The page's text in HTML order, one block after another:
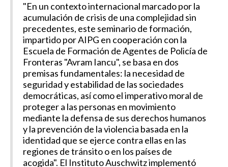
"En un contexto internacional marcado por la
acumulación de crisis de una complejidad sin
precedentes, este seminario de formación,
impartido por AIPG en cooperación con la
Escuela de Formación de Agentes de Policía de
Fronteras "Avram Iancu", se basa en dos
premisas fundamentales: la necesidad de
seguridad y estabilidad de las sociedades
democráticas, así como el imperativo moral de
proteger a las personas en movimiento
mediante la defensa de sus derechos humanos
y la prevención de la violencia basada en la
identidad que se ejerce contra ellas en las
regiones de tránsito o en los países de
acogida". El Instituto Auschwitz implementó